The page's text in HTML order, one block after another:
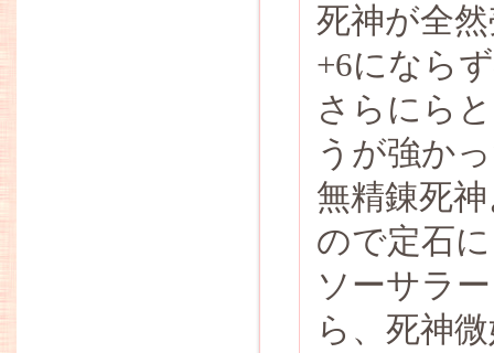
死神が全
+6になら
さらにら
うが強か
無精錬死
ので定石
ソーサラ
ら、死神